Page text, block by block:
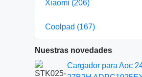
Xiaomi (206)
Coolpad (167)
Nuestras novedades
Cargador para Aoc